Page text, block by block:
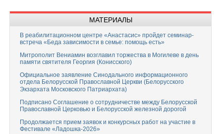
МАТЕРИАЛЫ
В реабилитационном центре «Анастасис» пройдет семинар-
встреча «Беда зависимости в семье: помощь есть»
Митрополит Вениамин возглавил торжества в Могилеве в день
памяти святителя Георгия (Конисского)
Официальное заявление Синодального информационного
отдела Белорусской Православной Церкви (Белорусского
Экзархата Московского Патриархата)
Подписано Соглашение о сотрудничестве между Белорусской
Православной Церковью и Белорусской железной дорогой
Продолжается прием заявок и конкурсных работ на участие в
Фестивале «Ладошка-2026»